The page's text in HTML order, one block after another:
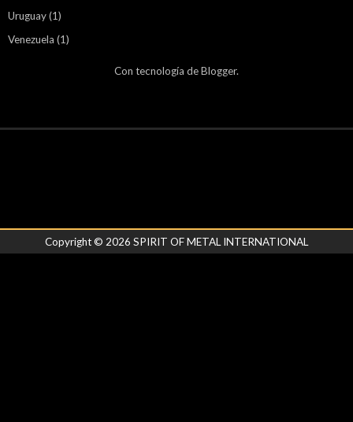
Uruguay(1)
Venezuela (1)
Con tecnología deBlogger.
Copyright © 2026 SPIRIT OF METAL INTERNATIONAL